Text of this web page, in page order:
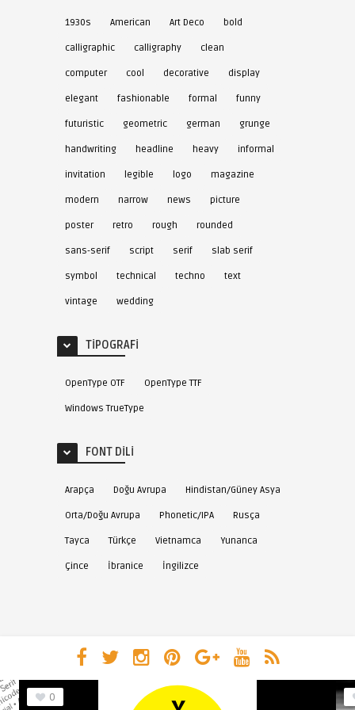
1930s American Art Deco bold
calligraphic calligraphy clean
computer cool decorative display
elegant fashionable formal funny
futuristic geometric german grunge
handwriting headline heavy informal
invitation legible logo magazine
modern narrow news picture
poster retro rough rounded
sans-serif script serif slab serif
symbol technical techno text
vintage wedding
TIPOGRAFI
OpenType OTF OpenType TTF
Windows TrueType
FONT DILI
Arapça Doğu Avrupa Hindistan/Güney Asya
Orta/Doğu Avrupa Phonetic/IPA Rusça
Tayca Türkçe Vietnamca Yunanca
Çince İbranice İngilizce
0